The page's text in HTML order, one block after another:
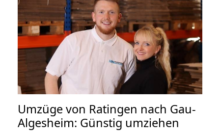
Umzüge von Ratingen nach Gau-
Algesheim: Günstig umziehen